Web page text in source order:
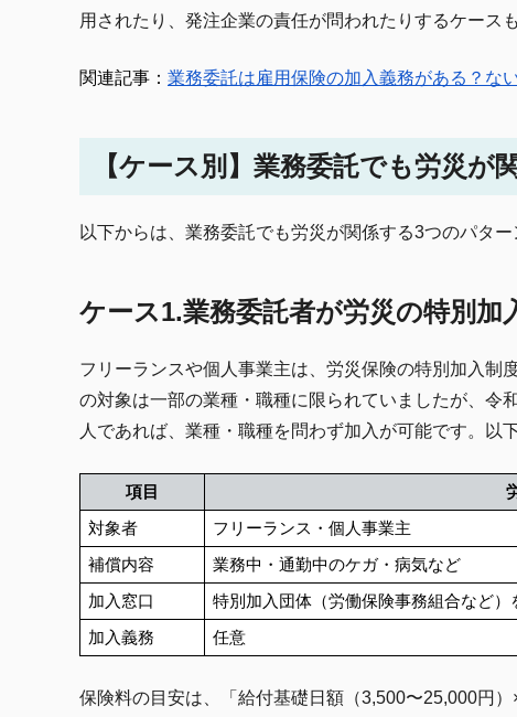
用されたり、発注企業の責任が問われたりするケース
関連記事： 業務委託は雇用保険の加入義務がある？な
【ケース別】業務委託でも労災が
以下からは、業務委託でも労災が関係する3つのパター
ケース1.業務委託者が労災の特別加
フリーランスや個人事業主は、労災保険の特別加入制
の対象は一部の業種・職種に限られていましたが、令
人であれば、業種・職種を問わず加入が可能です。以
項目
対象者 フリーランス・個人事業主
補償内容 業務中・通勤中のケガ・病気など
加入窓口 特別加入団体（労働保険事務組合など
加入義務 任意
保険料の目安は、「給付基礎日額（3,500〜25,000円